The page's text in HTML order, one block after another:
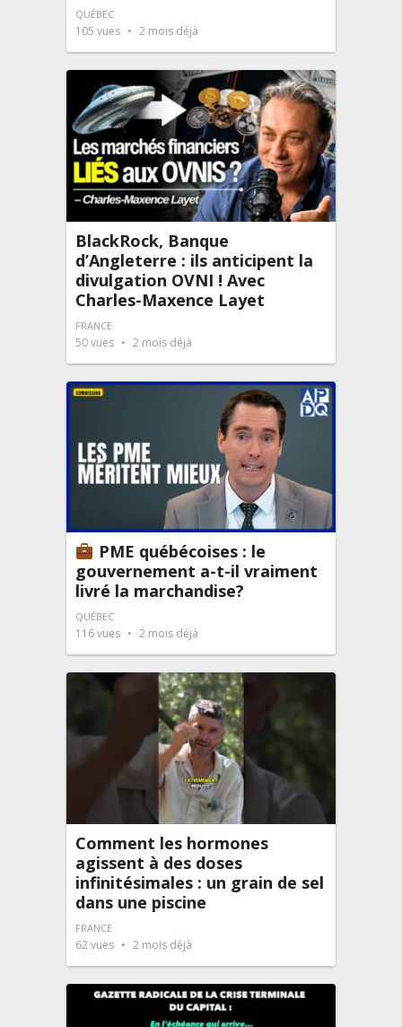
QUÉBEC
105 vues 2 mois déjà
BlackRock, Banque
d’Angleterre : ils anticipent la
divulgation OVNI ! Avec
Charles-Maxence Layet
FRANCE
50vues 2 mois déjà
PME québécoises : le
gouvernement a-t-il vraiment
livré la marchandise?
QUÉBEC
116vues 2 mois déjà
Comment les hormones
agissent à des doses
infinitésimales : un grain de sel
dans une piscine
FRANCE
62vues 2 mois déjà